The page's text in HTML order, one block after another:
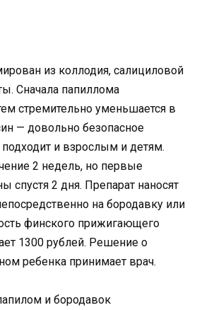
из коллодия, салициловой
Сначала папиллома
стремительно уменьшается в
— довольно безопасное
подходит и взрослым и детям.
2 недель, но первые
спустя 2 дня. Препарат наносят
на бородавку или
финского прижигающего
1300 рублей. Решение о
ребенка принимает врач.
и бородавок